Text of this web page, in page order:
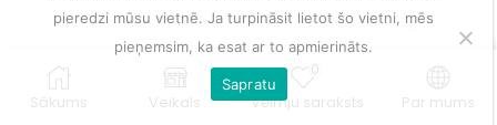
Sākums Veikals Vēlmju saraksts Par mums
pieredzi mūsu vietnē. Ja turpināsit lietot šo vietni, mēs
pieņemsim, ka esat ar to apmierināts.
Sapratu